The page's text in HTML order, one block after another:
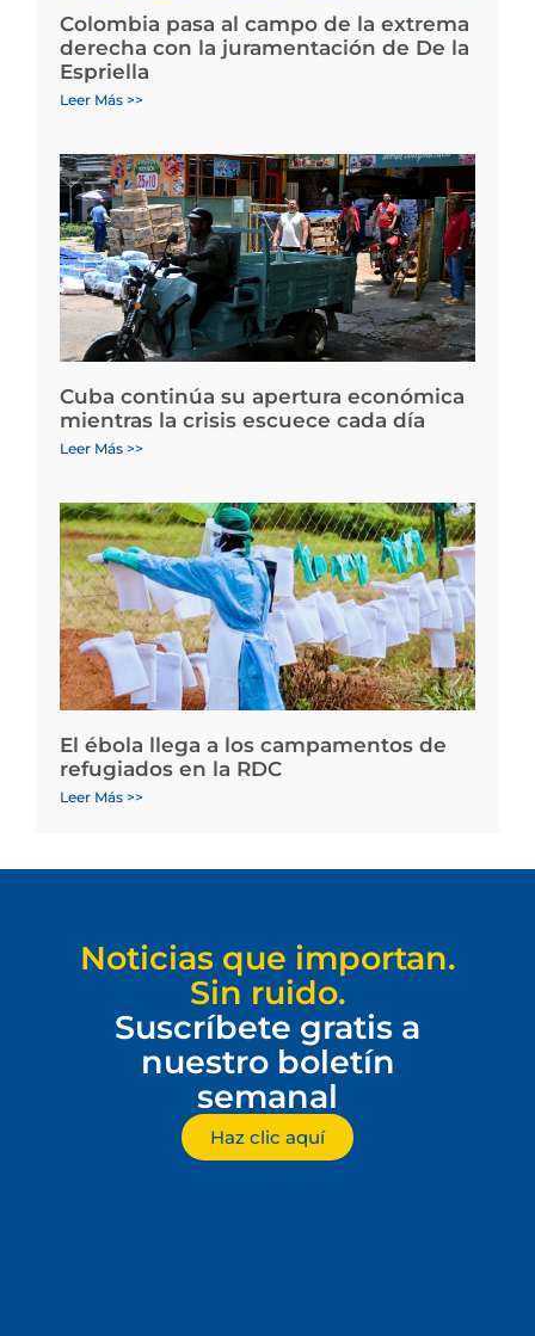
Colombia pasa al campo de la extrema
derecha con la juramentación de De la
Espriella
Leer Más >>
Cuba continúa su apertura económica
mientras la crisis escuece cada día
Leer Más >>
El ébola llega a los campamentos de
refugiados en la RDC
Leer Más >>
Noticias que importan.
Sin ruido.
Suscríbete gratis a
nuestro boletín
semanal
Haz clic aquí